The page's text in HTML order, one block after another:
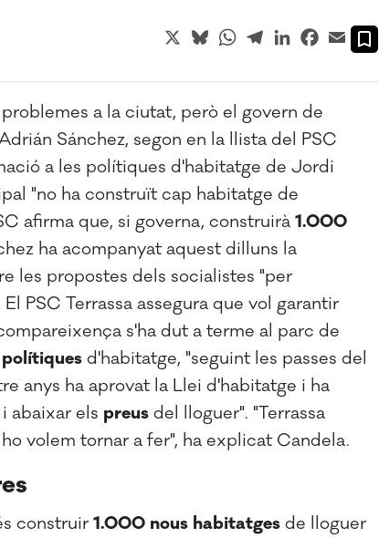
X BlueskyWhatsApp
TelegramLinkedInFacebook
Email
a la ciutat, però el govern de
Sánchez, segon en la llista del PSC
a les polítiques d'habitatge de Jordi
"no ha construït cap habitatge de
afirma que, si governa, construirà 1.000
ha acompanyat aquest dilluns la
les propostes dels socialistes "per
PSC Terrassa assegura que vol garantir
s'ha dut a terme al parc de
polítiques d'habitatge, "seguint les passes del
anys ha aprovat la Llei d'habitatge i ha
abaixar els preus del lloguer". "Terrassa
volem tornar a fer", ha explicat Candela.
construir 1.000 nous habitatges de lloguer